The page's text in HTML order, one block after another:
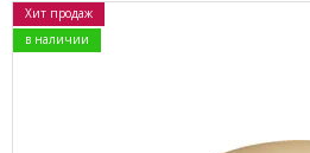
Хит продаж
в наличии